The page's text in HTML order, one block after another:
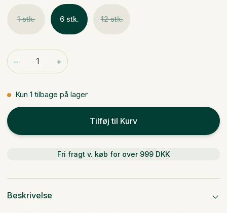
1 stk. 6 stk. 12 stk.
− +
Kun1 tilbage på lager
Tilføj til Kurv
Fri fragt v. køb for over 999 DKK
Beskrivelse